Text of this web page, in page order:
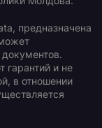
предназначена
гарантий и не
в отношении